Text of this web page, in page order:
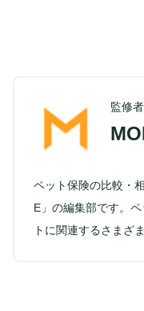
監修者
ペット保険の比較・
E」の編集部です。
トに関連するさまざ